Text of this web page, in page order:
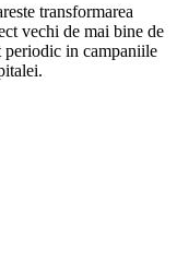
transformarea
vechi de mai bine de
periodic in campaniile